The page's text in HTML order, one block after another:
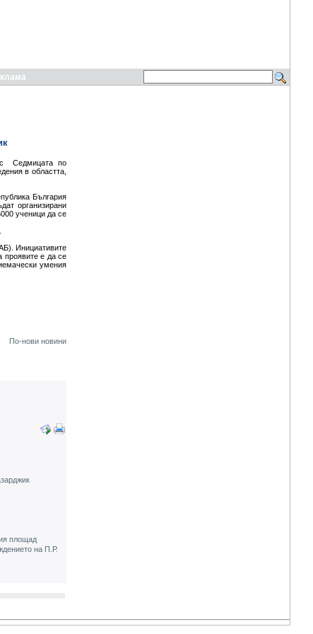
Седмицата по
в областта,
България
организирани
ученици да се
Инициативите
проявите е да се
умения
По-нови новини
площад
на П.Р.